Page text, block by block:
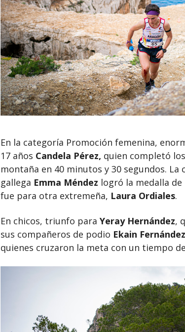
En la categoría Promoción femenina,
17 años Candela Pérez, quien completó
montaña en 40 minutos y 30 segundos. La
gallega Emma Méndez logró la medalla
fue para otra extremeña, Laura Ordiales.
En chicos, triunfo para Yeray Hernández,
sus compañeros de podio Ekain Fernández
quienes cruzaron la meta con un tiempo